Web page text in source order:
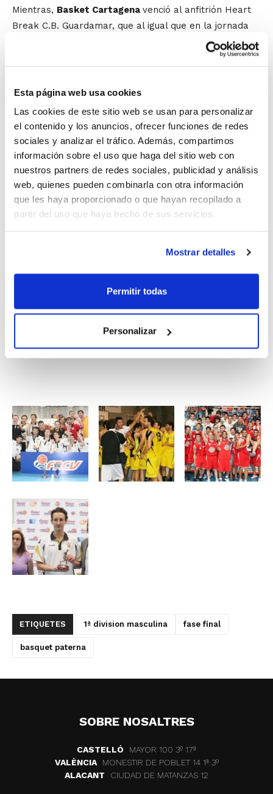
Esta página web usa cookies
Las cookies de este sitio web se usan para personalizar
el contenido y los anuncios, ofrecer funciones de redes
sociales y analizar el tráfico. Además, compartimos
información sobre el uso que haga del sitio web con
nuestros partners de redes sociales, publicidad y análisis
web, quienes pueden combinarla con otra información
que les haya proporcionado o que hayan recopilado a
partir del uso que haya hecho de sus servicios.
Mostrar detalles
Permitir todas
Personalizar
Mientras, Basket Cartagena venció al anfitrión Heart
Break C.B. Guardamar, que al igual que en la jornada
inaugural supo aguantar muy bien la mayor parte del
partido, pero el desgaste les fue pasando factura y los
por 71-54.
En el último encuentro de esta Fase Final, Heart Break
C.B. Guardamar se ha llevado la victoria ante CCE Sant
Lluis por 74-67. Pese a no jugarse nada, los dos
equipos han peleado hasta el final una victoria que no
se ha decidido hasta el último cuarto.
El delegado de la FBCV en Alicante,
Encarfi Aldeguer , han
ETIQUETES 1ª division masculina fase final
basquet paterna
SOBRE NOSALTRES
CASTELLÓ
MAYOR 100 3º 17ª
VALÈNCIA
MONESTIR DE POBLET 14 1ª 3º
ALACANT
CIUDAD DE MATANZAS 12